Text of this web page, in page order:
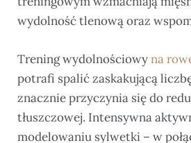
wydolność tlenową oraz
Trening wydolnościowyna
potrafi spalić zaskakującą
znacznie przyczynia się do
tłuszczowej. Intensywna
modelowaniu sylwetki – w